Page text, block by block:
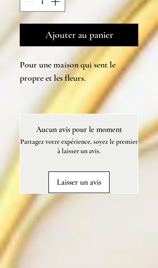
Ajouter au panier
Pour une maison qui sent le
propre et les fleurs.
Notes: rose, ylang-ylang, fleur de
120 g.
Carbonate monosodique, parfum
NE TÂCHE PAS.
Un guide complet d'utilisation
vous sera offert pour vous faire
découvrir la magie de cette
poudre parfumée.
Aucun avis pour le moment
Partagez votre expérience, soyez le premier
à laisser un avis.
Laisser un avis